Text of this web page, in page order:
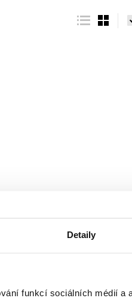
Detaily
funkcí sociálních médií
- naučná pro dospělé